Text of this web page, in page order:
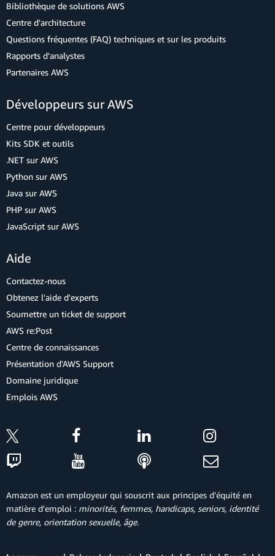
Bibliothèque de solutions AWS
Centre d'architecture
Questions fréquentes (FAQ) techniques et sur les produits
Rapports d'analystes
Partenaires AWS
Développeurs sur AWS
Centre pour développeurs
Kits SDK et outils
.NET sur AWS
Python sur AWS
Java sur AWS
PHP sur AWS
JavaScript sur AWS
Aide
Contactez-nous
Obtenez l'aide d'experts
Soumettre un ticket de support
AWS re:Post
Centre de connaissances
Présentation d'AWS Support
Domaine juridique
Emplois AWS
Amazon est un employeur qui souscrit aux principes d'équité en
matière d'emploi : minorités, femmes, handicaps, seniors, identité
de genre, orientation sexuelle, âge.